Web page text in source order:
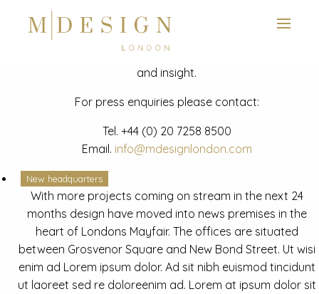
News
Latest mdesign development project and advisory news
and insight.
For press enquiries please contact:
Tel. +44 (0) 20 7258 8500
Email. info@mdesignlondon.com
New headquarters
With more projects coming on stream in the next 24
months design have moved into news premises in the
heart of Londons Mayfair. The offices are situated
between Grosvenor Square and New Bond Street. Ut wisi
enim ad Lorem ipsum dolor. Ad sit nibh euismod tincidunt
ut laoreet sed re doloreenim ad. Lorem at ipsum dolor sit